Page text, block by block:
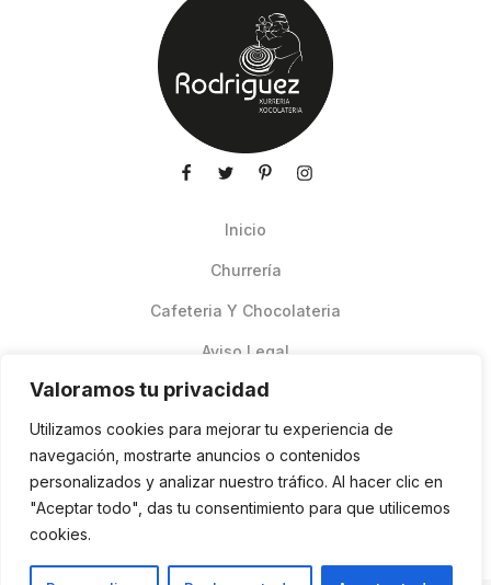
Valoramos tu privacidad
Utilizamos cookies para mejorar tu experiencia de
navegación, mostrarte anuncios o contenidos
personalizados y analizar nuestro tráfico. Al hacer clic en
"Aceptar todo", das tu consentimiento para que utilicemos
cookies.
Inicio
Churrería
Cafeteria Y Chocolateria
Aviso Legal
Pedidos Online Glovo
Contacto